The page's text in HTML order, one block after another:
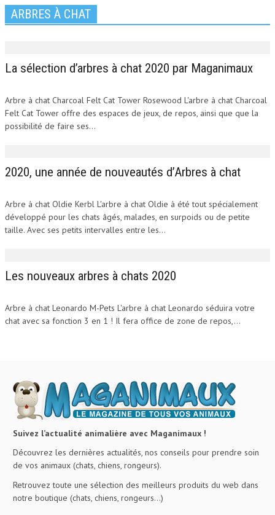
ARBRES À CHAT
La sélection d’arbres à chat 2020 par Maganimaux
Arbre à chat Charcoal Felt Cat Tower Rosewood L'arbre à chat Charcoal
Felt Cat Tower offre des espaces de jeux, de repos, ainsi que que la
possibilité de faire ses...
2020, une année de nouveautés d’Arbres à chat
Arbre à chat Oldie Kerbl L'arbre à chat Oldie à été tout spécialement
développé pour les chats âgés, malades, en surpoids ou de petite
taille. Avec ses petits intervalles entre les...
Les nouveaux arbres à chats 2020
Arbre à chat Leonardo M-Pets L'arbre à chat Leonardo séduira votre
chat avec sa fonction 3 en 1 ! Il fera office de zone de repos,...
Suivez l’actualité animalière avec Maganimaux !
Découvrez les dernières actualités, nos conseils pour prendre soin
de vos animaux (chats, chiens, rongeurs).
Retrouvez toute une sélection des meilleurs produits du web dans
notre boutique (chats, chiens, rongeurs…)